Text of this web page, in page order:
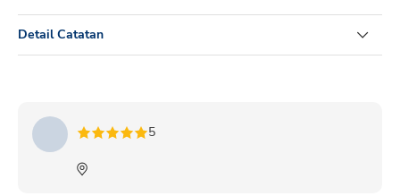
Detail Catatan
5